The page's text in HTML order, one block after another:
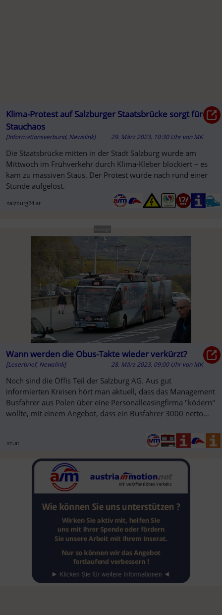
Klima-Protest auf Salzburger Staatsbrücke sorgt für
Stauchaos
[Informationsverbund, Newslink] 29. März 2023, 10:30 Uhr vonMK
Die Staatsbrücke mitten in der Stadt Salzburg wurde am
Mittwoch im Frühverkehr durch Klima-Kleber blockiert – es
kam zu massiven Staus. Der Protest wurde nach rund einer
Stunde aufgelöst.
salzburg24.at
Anzeige
Wann werden die Obus-Takte wieder verkürzt?
[Leserbrief, Newslink] 28. März 2023, 09:00 Uhr vonMK
Noch sind die Öffis Teil der Salzburg AG. Aus gut
informierten Kreisen hört man aktuell, dass das Management
Busfahrer aus Polen über eine Personalleasingfirma "ködern"
wollte, mit einem Angebot, dass ein Busfahrer 3000 netto
sn.at